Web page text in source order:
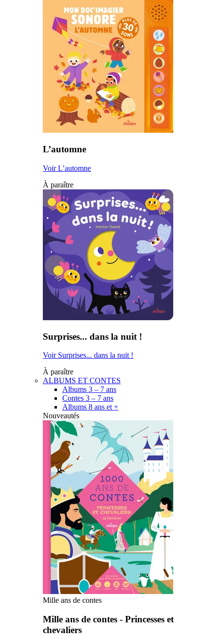
L’automne
Voir L’automne
À paraître
Surprises... dans la nuit !
Voir Surprises... dans la nuit !
À paraître
ALBUMS ET CONTES
Albums 3 – 7 ans
Contes 3 – 7 ans
Albums 8 ans et +
Nouveautés
Mille ans de contes
Mille ans de contes - Princesses et
chevaliers